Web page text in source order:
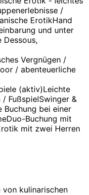
/
ErotikHand
und unter
Dessous,
Vergnügen /
/ abenteuerliche
(aktiv)Leichte
/ FußspielSwinger &
Buchung bei einer
Duo-Buchung mit
mit zwei Herren
von kulinarischen